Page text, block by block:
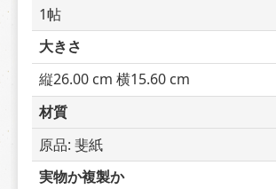
1帖
大きさ
縦26.00 cm 横15.60 cm
材質
原品: 斐紙
実物か複製か